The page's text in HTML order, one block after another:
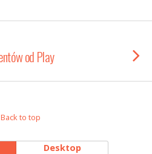
od Play
Back to top
Desktop